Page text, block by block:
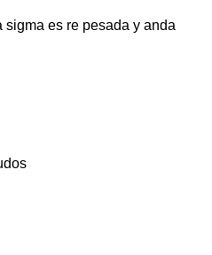
sigma es re pesada y anda